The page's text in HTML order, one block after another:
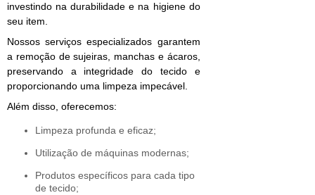
investindo na durabilidade e na higiene do
seu item.
Nossos serviços especializados garantem
a remoção de sujeiras, manchas e ácaros,
preservando a integridade do tecido e
proporcionando uma limpeza impecável.
Além disso, oferecemos:
Limpeza profunda e eficaz;
Utilização de máquinas modernas;
Produtos específicos para cada tipo
de tecido;